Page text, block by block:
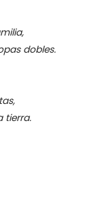
dobles.
tierra.